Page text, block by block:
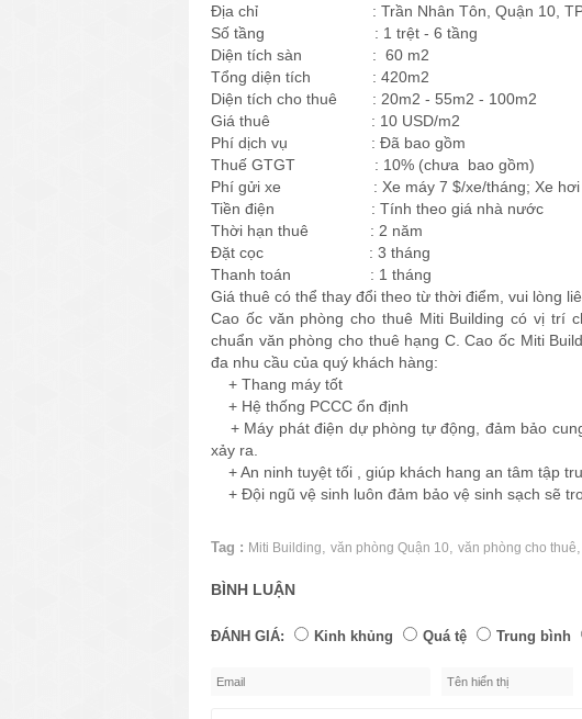
Địa chỉ : Trần Nhân Tôn, Quận 10,
Số tầng : 1 trệt - 6 tầng
Diện tích sàn : 60 m2
Tổng diện tích : 420m2
Diện tích cho thuê : 20m2 - 55m2 - 100m2
Giá thuê : 10 USD/m2
Phí dịch vụ : Đã bao gồm
Thuế GTGT : 10% (chưa bao gồm)
Phí gửi xe : Xe máy 7 $/xe/tháng; Xe hơi
Tiền điện : Tính theo giá nhà nước
Thời hạn thuê : 2 năm
Đặt cọc : 3 tháng
Thanh toán : 1 tháng
Giá thuê có thể thay đổi theo từ thời điểm, vui lòng
Cao ốc văn phòng cho thuê Miti Building có vị trí
chuẩn văn phòng cho thuê hạng C. Cao ốc Miti
đa nhu cầu của quý khách hàng:
+ Thang máy tốt
+ Hệ thống PCCC ổn định
+ Máy phát điện dự phòng tự động, đảm bảo
xảy ra.
+ An ninh tuyệt tối , giúp khách hang an tâm tập
+ Đội ngũ vệ sinh luôn đảm bảo vệ sinh sạch sẽ
Tag : Miti Building văn phòng Quận 10 văn phòng cho thuê
BÌNH LUẬN
ĐÁNH GIÁ: Kinh khủng Quá tệ Trung bình